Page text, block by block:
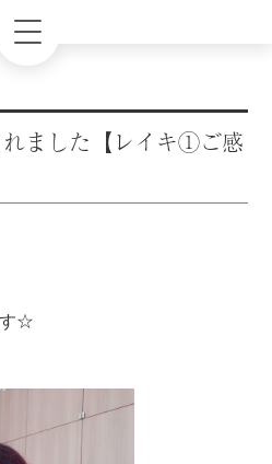
ました【レイキ①ご感
す☆